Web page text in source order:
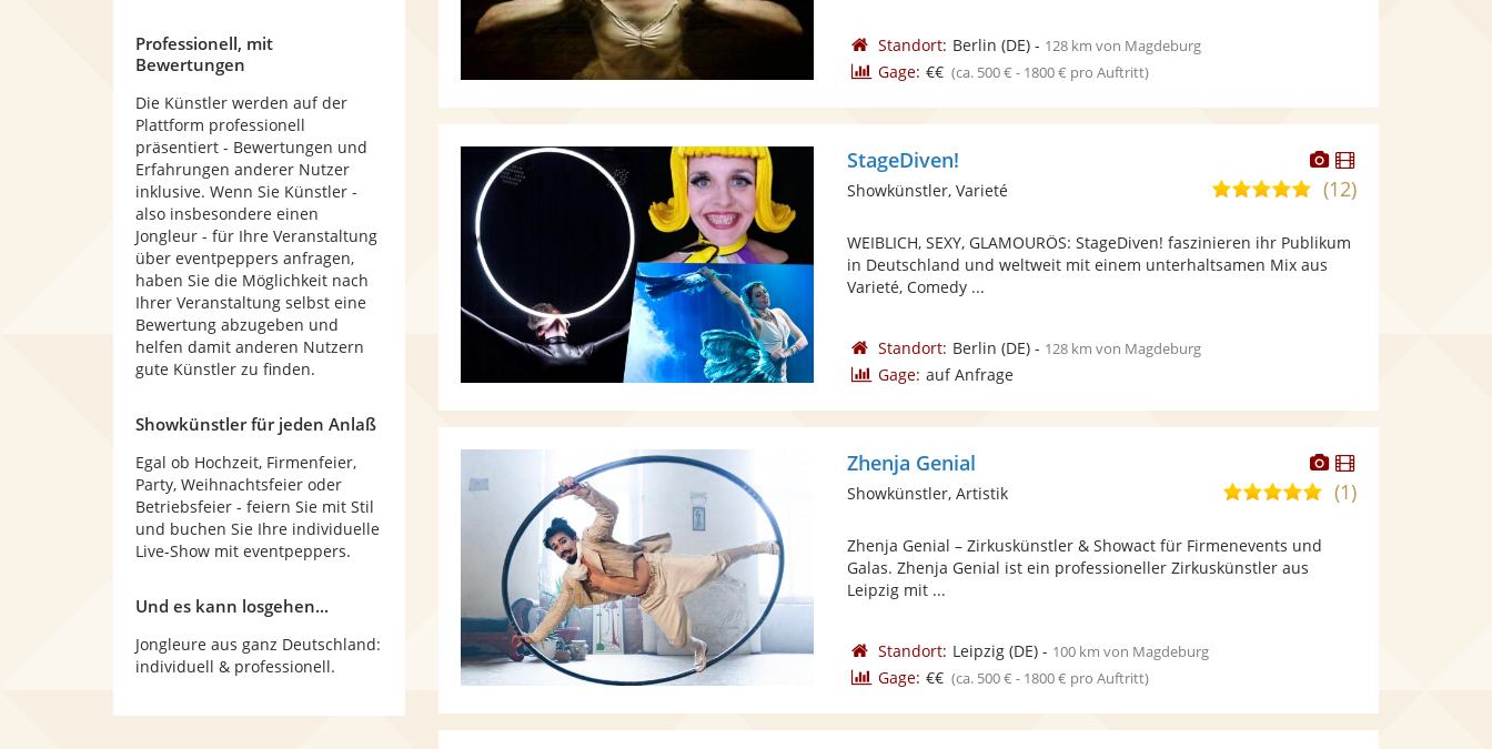
Standort: Berlin (DE)- 128 km von Magdeburg
Gage: €€ (ca. 500 € - 1800 € pro Auftritt)
Dieser
Künstler
stellt
bereit.
Dieser
Künstler
StageDiven!
4,9
5
Sternen
(12)
Showkünstler, Varieté
WEIBLICH, SEXY, GLAMOURÖS: StageDiven! faszinieren ihr Publikum
in Deutschland und weltweit mit einem unterhaltsamen Mix aus
Varieté, Comedy ...
Standort: Berlin (DE)- 128 km von Magdeburg
Gage: auf Anfrage
Dieser
Künstler
stellt
Dieser
Künstler
Zhenja Genial
5,0(1)
Showkünstler, Artistik
Zhenja Genial – Zirkuskünstler & Showact für Firmenevents und
Galas. Zhenja Genial ist ein professioneller Zirkuskünstler aus
Leipzig mit ...
Standort: Leipzig(DE)- 100 km von Magdeburg
Gage: €€ (ca. 500 € - 1800 € pro Auftritt)
Professionell, mit
Bewertungen
Die Künstler werden auf der
Plattform professionell
präsentiert - Bewertungen und
Erfahrungen anderer Nutzer
inklusive. Wenn Sie Künstler -
also insbesondere einen
Jongleur - für Ihre Veranstaltung
über eventpeppers anfragen,
haben Sie die Möglichkeit nach
Ihrer Veranstaltung selbst eine
Bewertung abzugeben und
helfen damit anderen Nutzern
gute Künstler zu finden.
Showkünstler für jeden Anlaß
Egal ob Hochzeit, Firmenfeier,
Party, Weihnachtsfeier oder
Betriebsfeier - feiern Sie mit Stil
und buchen Sie Ihre individuelle
Live-Show mit eventpeppers.
Und es kann losgehen...
Jongleure aus ganz Deutschland:
individuell & professionell.